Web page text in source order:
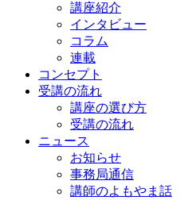
講座紹介
インタビュー
コラム
連載
コンセプト
受講の流れ
講座の選び方
受講の流れ
ニュース
お知らせ
事務局通信
講師のよもやま話